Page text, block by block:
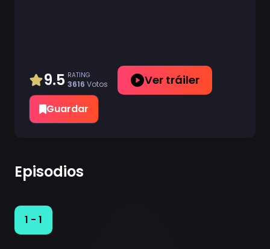
9.5 RATING
3616 Votos Ver tráiler
Guardar
Episodios
1 - 1